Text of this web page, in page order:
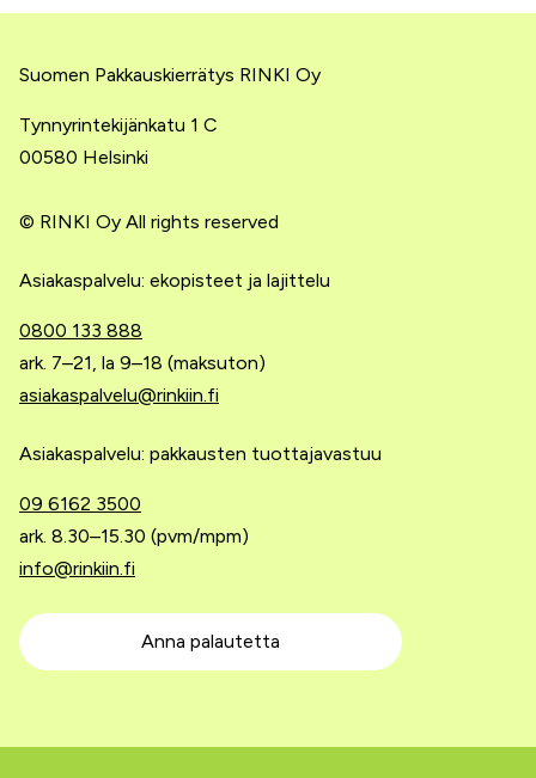
Suomen Pakkauskierrätys RINKI Oy
Tynnyrintekijänkatu 1 C
00580 Helsinki
© RINKI Oy All rights reserved
Asiakaspalvelu: ekopisteet ja lajittelu
0800 133 888
ark. 7–21, la 9–18 (maksuton)
asiakaspalvelu@rinkiin.fi
Asiakaspalvelu: pakkausten tuottajavastuu
09 6162 3500
ark. 8.30–15.30 (pvm/mpm)
info@rinkiin.fi
Anna palautetta